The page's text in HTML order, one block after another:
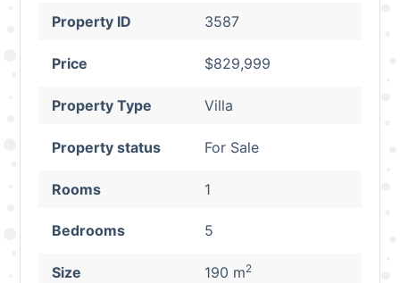
Property ID 3587
Price $829,999
Property Type Villa
Property status For Sale
Rooms 1
Bedrooms 5
Size 190 m2